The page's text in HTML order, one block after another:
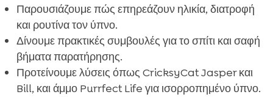
Παρουσιάζουμε πώς επηρεάζουν ηλικία, διατροφή
και ρουτίνα τον ύπνο.
Δίνουμε πρακτικές συμβουλές για το σπίτι και σαφή
βήματα παρατήρησης.
Προτείνουμε λύσεις όπως CricksyCat Jasper και
Bill, και άμμο Purrfect Life για ισορροπημένο ύπνο.